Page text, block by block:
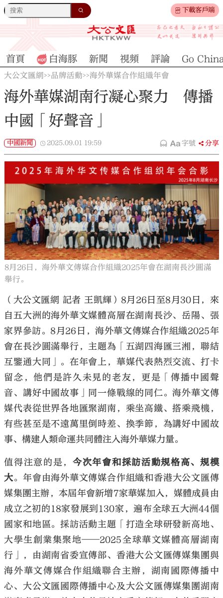
下載客戶端
首頁 白海豚 新聞 視頻 評論 Go
大公文匯網>>品牌活動>>海外華媒合作組織年會
海外華媒湖南行凝心聚力 傳播
中國「好聲音」
中國新聞 2025.09.01 19:59 字號 分享
8月26日，海外華文傳媒合作組織2025年會在湖南長沙圓滿
舉行。
（大公文匯網 記者 王凱輝）8月26日至8月30日，來
自五大洲的海外華文媒體高層在湖南長沙、岳陽、張
家界參訪。8月26日，海外華文傳媒合作組織2025年
會在長沙圓滿舉行，主題為「五湖四海匯三湘，聯結
互鑒通大同」。在年會上，華媒代表熱烈交流、打卡
留念，他們是許久未見的老友，更是「傳播中國聲
音、講好中國故事」同一條戰線的同仁。海外華文傳
媒代表從世界各地匯聚湖南，乘坐高鐵、搭乘飛機，
有些甚至是不遠萬里倒時差、換季節，為講好中國故
事、構建人類命運共同體注入海外華媒力量。
值得注意的是，今次年會和採訪活動規格高、規模
大。年會由海外華文傳媒合作組織和香港大公文匯傳
媒集團主辦，本屆年會新增7家華媒加入，媒體成員由
成立之初的18家發展到130家，遍布全球五大洲44個
國家和地區。採訪活動主題「打造全球研發新高地、
大學生創業集聚地——2025全球華文媒體高層湖南
行」，由湖南省委宣傳部、香港大公文匯傳媒集團與
海外華文傳媒合作組織聯合主辦，湖南國際傳播中
心、大公文匯國際傳播中心及大公文匯傳媒集團湖南